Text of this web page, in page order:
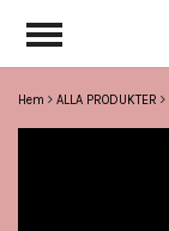
Hem ALLA PRODUKTER